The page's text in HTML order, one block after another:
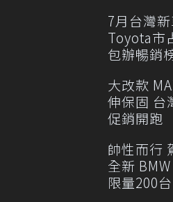
7月台灣
Toyota市
包辦暢銷
大改款
伸保固 台
促銷開跑
帥性而行
全新
限量200台